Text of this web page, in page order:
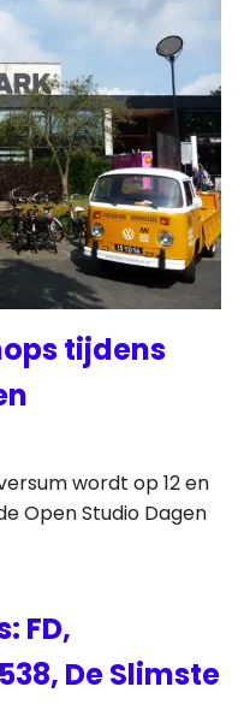
tijdens
wordt op 12 en
Open Studio Dagen
FD,
De Slimste